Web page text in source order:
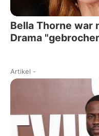
Bella Thorne war
Drama
Artikel -